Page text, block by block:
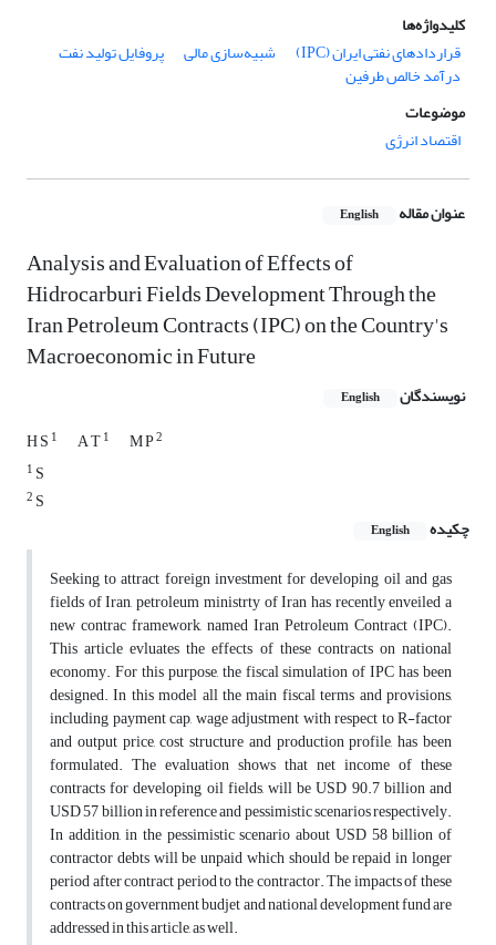
کلیدواژه‌ها
قراردادهای نفتی ایران (IPC)
شبیه‌سازی مالی پروفایل تولید نفت
درآمد خالص طرفین
موضوعات
اقتصاد انرژی
عنوان مقاله English
Analysis and Evaluation of Effects of
Hidrocarburi Fields Development Through the
Iran Petroleum Contracts (IPC) on the Country's
Macroeconomic in Future
نویسندگان English
H S 1 A T1 M P2
1 S
2 S
چکیده
English
Seeking to attract foreign investment for developing oil and gas
fields of Iran, petroleum ministrty of Iran has recently enveiled a
new contrac framework, named Iran Petroleum Contract (IPC).
This article evluates the effects of these contracts on national
economy. For this purpose, the fiscal simulation of IPC has been
designed. In this model all the main fiscal terms and provisions,
including payment cap, wage adjustment with respect to R-factor
and output price, cost structure and production profile, has been
formulated. The evaluation shows that net income of these
contracts for developing oil fields, will be USD 90.7 billion and
USD 57 billion in reference and pessimistic scenarios respectively.
In addition, in the pessimistic scenario about USD 58 billion of
contractor debts will be unpaid which should be repaid in longer
period after contract period to the contractor. The impacts of these
contracts on government budjet and national development fund are
addressed in this article, as well.